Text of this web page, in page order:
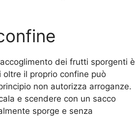
dei frutti sporgenti è
il proprio confine può
non autorizza arroganze.
e scendere con un sacco
sporge e senza